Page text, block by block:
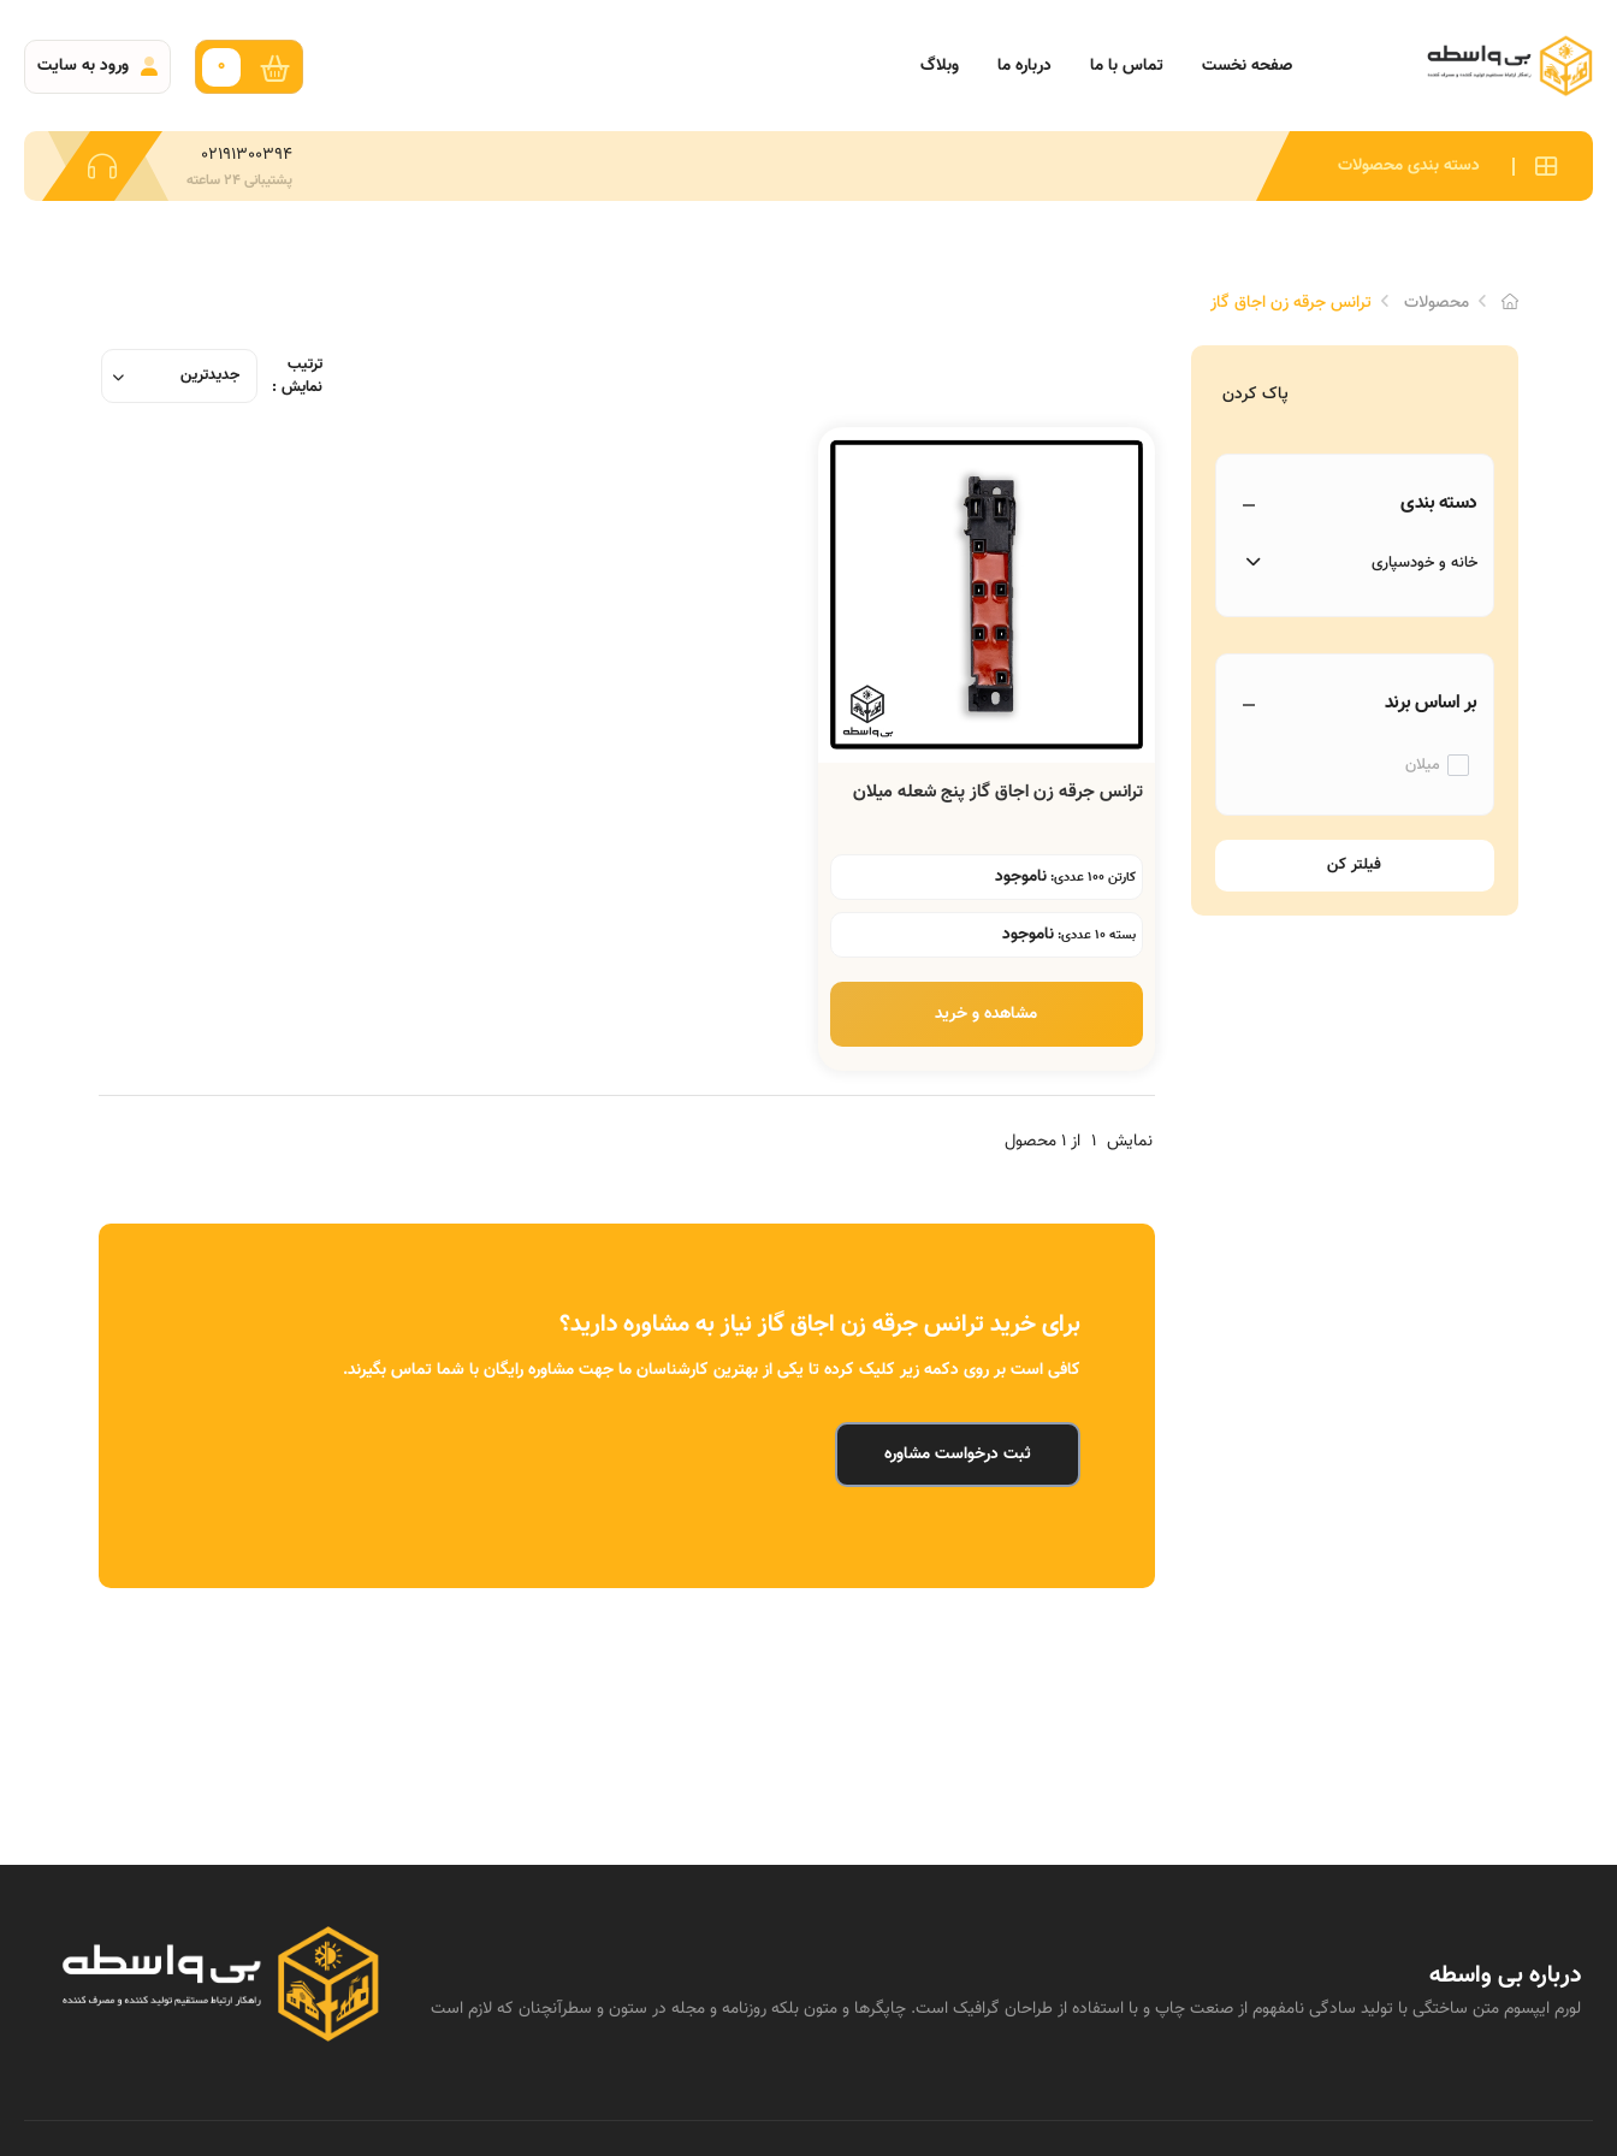
صفحه نخست تماس با ما درباره ما وبلاگ 0 ورود به سایت
دسته بندی محصولات 02191300394
پشتیبانی 24 ساعته
محصولات ترانس جرقه زن اجاق گاز
پاک کردن
دسته بندی
خانه و خودسپاری
بر اساس برند
میلان
ترتیب
نمایش :
ترانس جرقه زن اجاق گاز پنج شعله میلان
کارتن 100 عددی: ناموجود
بسته 10 عددی: ناموجود
مشاهده و خرید
نمایش 1 از 1 محصول
برای خرید ترانس جرقه زن اجاق گاز نیاز به مشاوره دارید؟
کافی است بر روی دکمه زیر کلیک کرده تا یکی از بهترین کارشناسان ما جهت مشاوره رایگان با شما تماس بگیرند.
ثبت درخواست مشاوره
درباره بی واسطه
لورم ایپسوم متن ساختگی با تولید سادگی نامفهوم از صنعت چاپ و با استفاده از طراحان گرافیک است. چاپگرها و متون بلکه روزنامه و مجله در ستون و سطرآنچنان که لازم است